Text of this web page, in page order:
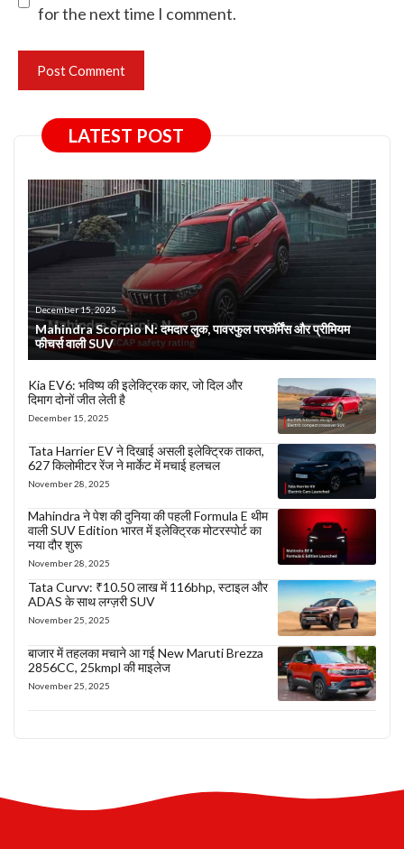
for the next time I comment.
LATEST POST
December 15, 2025
Mahindra Scorpio N: दमदार लुक, पावरफुल परफॉर्मेंस और प्रीमियम
फीचर्स वाली SUV
Kia EV6: भविष्य की इलेक्ट्रिक कार, जो दिल और
दिमाग दोनों जीत लेती है
December 15, 2025
Tata Harrier EV ने दिखाई असली इलेक्ट्रिक ताकत,
627 किलोमीटर रेंज ने मार्केट में मचाई हलचल
November 28, 2025
Mahindra ने पेश की दुनिया की पहली Formula E थीम
वाली SUV Edition भारत में इलेक्ट्रिक मोटरस्पोर्ट का
नया दौर शुरू
November 28, 2025
Tata Curvv: ₹10.50 लाख में 116bhp, स्टाइल और
ADAS के साथ लग्ज़री SUV
November 25, 2025
बाजार में तहलका मचाने आ गई New Maruti Brezza
2856CC, 25kmpl की माइलेज
November 25, 2025